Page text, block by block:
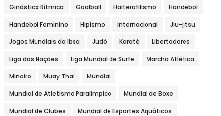
Ginástica Rítmica Goalball Halterofilismo Handebol
Handebol Feminino Hipismo Internacional Jiu-jitsu
Jogos Mundiais da Ibsa Judô Karatê Libertadores
Liga das Nações Liga Mundial de Surfe Marcha Atlética
Mineiro Muay Thai Mundial
Mundial de Atletismo Paralímpico Mundial de Boxe
Mundial de Clubes Mundial de Esportes Aquáticos